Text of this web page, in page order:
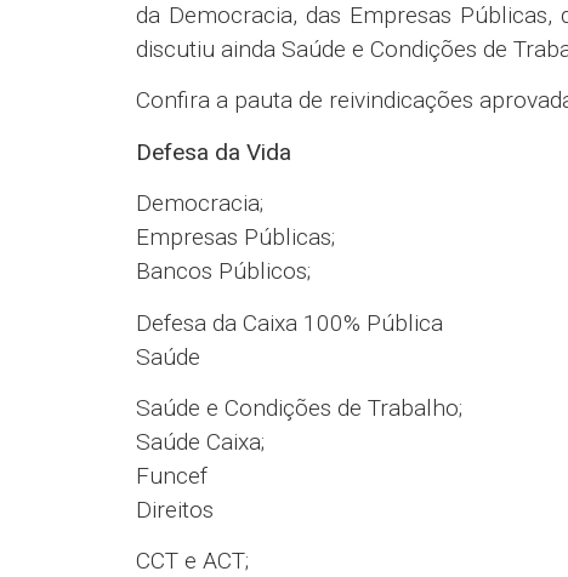
da Democracia, das Empresas
discutiu ainda Saúde e Condições de
Confira a pauta de reivindicações
Defesa da Vida
Democracia;
Empresas Públicas;
Bancos Públicos;
Defesa da Caixa 100% Pública
Saúde
Saúde e Condições de Trabalho;
Saúde Caixa;
Funcef
Direitos
CCT e ACT;